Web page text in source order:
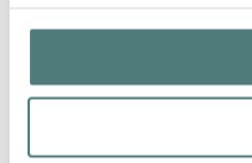
100 ml (257,00 € / 100 ml)